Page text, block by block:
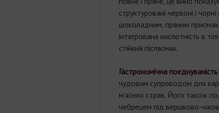
структуровані червоні і
шоколадним, пряним
інтегрована кислотність в
стійкий післясмак.
Гастрономічна поєднуваність:
чудовим супроводом для
м'ясних страв. Його також
чебрецем під вершково-